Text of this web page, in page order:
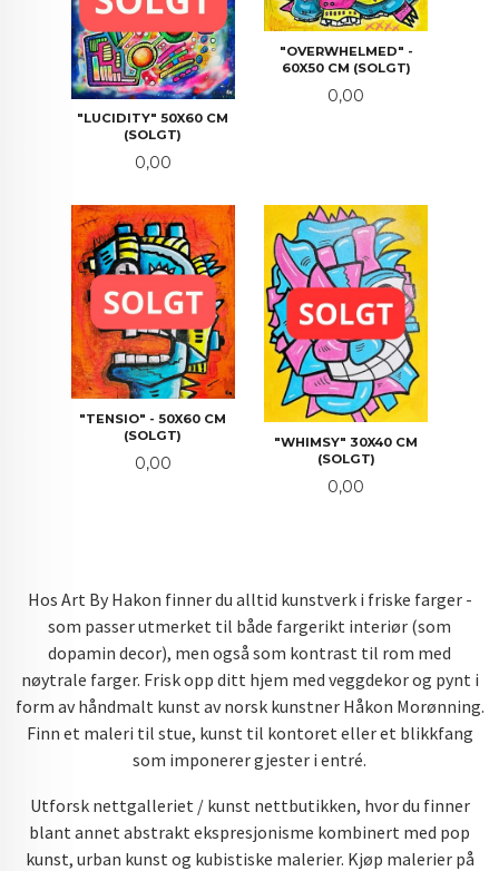
"LUCIDITY" 50X60 CM
(SOLGT)
Pris
0,00
"OVERWHELMED" -
60X50 CM (SOLGT)
Pris
0,00
"TENSIO" - 50X60 CM
(SOLGT)
Pris
0,00
"WHIMSY" 30X40 CM
(SOLGT)
Pris
0,00
Hos Art By Hakon finner du alltid kunstverk i friske farger -
som passer utmerket til både fargerikt interiør (som
dopamin decor), men også som kontrast til rom med
nøytrale farger. Frisk opp ditt hjem med veggdekor og pynt i
form av håndmalt kunst av norsk kunstner Håkon Morønning.
Finn et maleri til stue, kunst til kontoret eller et blikkfang
som imponerer gjester i entré.
Utforsk nettgalleriet / kunst nettbutikken, hvor du finner
blant annet abstrakt ekspresjonisme kombinert med pop
kunst, urban kunst og kubistiske malerier. Kjøp malerier på